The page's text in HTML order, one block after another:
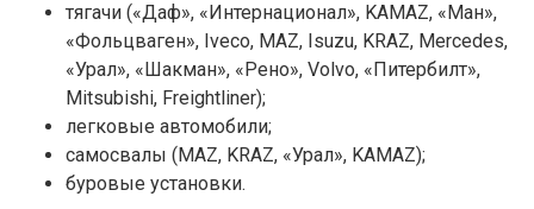
тягачи («Даф», «Интернационал», KAMAZ, «Ман»,
«Фольцваген», Iveco, MAZ, Isuzu, KRAZ, Mercedes,
«Урал», «Шакман», «Рено», Volvo, «Питербилт»,
Mitsubishi, Freightliner);
легковые автомобили;
самосвалы (MAZ, KRAZ, «Урал», KAMAZ);
буровые установки.